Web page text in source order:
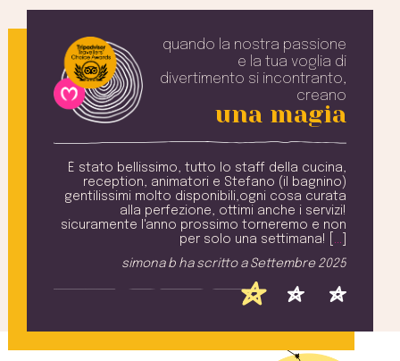
quando la nostra passione
e la tua voglia di
divertimento si incontranto,
creano
una magia
È stato bellissimo, tutto lo staff della cucina,
reception, animatori e Stefano (il bagnino)
gentilissimi molto disponibili,ogni cosa curata
alla perfezione, ottimi anche i servizi!
sicuramente l'anno prossimo torneremo e non
per solo una settimana! [ …
simona b ha scritto a Settembre 2025